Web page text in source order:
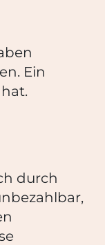
Ein
durch